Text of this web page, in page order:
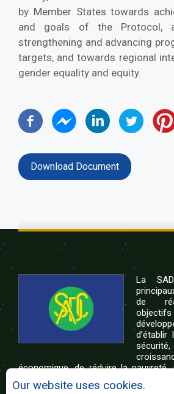
by Member States towards
and goals of the Protocol,
strengthening and advancing
targets, and towards regional
gender equality and equity.
Download Document
La
de
sécurité,
économique, de réduire la pauvreté,
niveau et la qualité de vie du peuple
australe et d’appuyer les défavorisés
Our website uses cookies.